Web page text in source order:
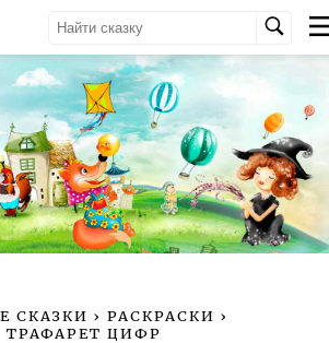
СКАЗКИ › РАСКРАСКИ ›
ТРАФАРЕТ ЦИФР